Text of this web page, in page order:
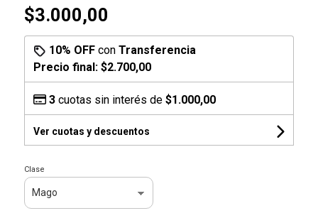
$3.000,00
10% OFFcon Transferencia
Precio final: $2.700,00
3cuotas sin interés de $1.000,00
Ver cuotas y descuentos
Clase